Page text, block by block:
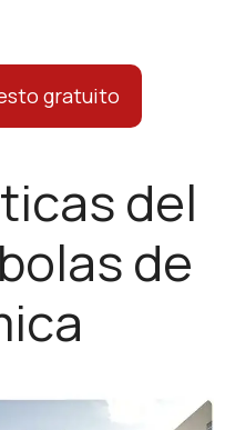
gratuito
del
de